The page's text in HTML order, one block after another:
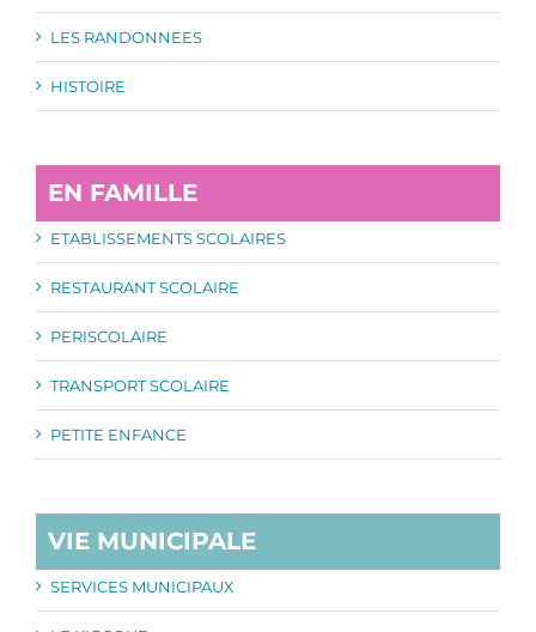
LES RANDONNEES
HISTOIRE
EN FAMILLE
ETABLISSEMENTS SCOLAIRES
RESTAURANT SCOLAIRE
PERISCOLAIRE
TRANSPORT SCOLAIRE
PETITE ENFANCE
VIE MUNICIPALE
SERVICES MUNICIPAUX